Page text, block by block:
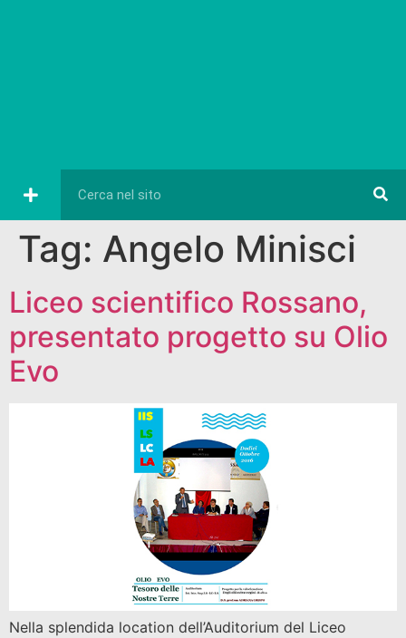
Tag: Angelo Minisci
Liceo scientifico Rossano,
presentato progetto su Olio
Evo
Nella splendida location dell’Auditorium del Liceo